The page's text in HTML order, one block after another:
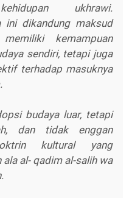
ukhrawi.
ini dikandung maksud
kemampuan
sendiri, tetapi juga
terhadap masuknya
budaya luar, tetapi
dan tidak enggan
kultural yang
al- qadim al-salih wa